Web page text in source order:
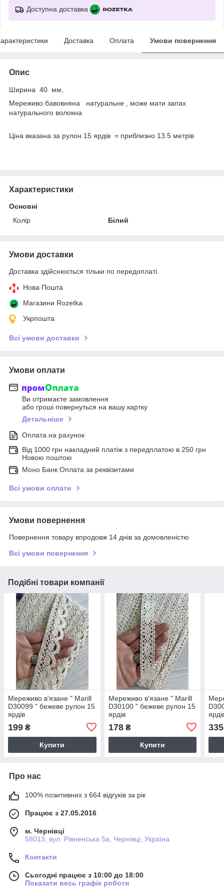
Доступна доставка
Доставка Оплата Умови повернення
Опис
Ширина 40 мм,
Мереживо бавовняна натуральне , може мати запах
натурального волокна
Ціна вказана за рулон 15 ярдів = приблизно 13.5 метрів
Характеристики
Основні
Колір
Білий
Умови доставки
Доставка здійснюється тільки по передоплаті.
Нова Пошта
Магазини Rozetka
Укрпошта
Всі умови доставки
Умови оплати
Ви отримаєте замовлення
або гроші повернуться на вашу картку
Детальніше
Оплата на рахунок
Від 1000 грн накладний платіж з передплатою в 250 грн
Новою поштою
Моно Банк Оплата за реквізитами
Всі умови оплати
Умови повернення
Повернення товару впродовж 14 днів за домовленістю
Всі умови повернення
Подібні товари компанії
Мереживо в'язане " Marill
D30099 " бежеве рулон 15
ярдів
199 ₴
Купити
Мереживо в'язане " Marill
D30100 " бежеве рулон 15
ярдів
178₴
Купити
335
Про нас
100% позитивних з 664 відгуків за рік
Працює з 27.05.2016
м. Чернівці
58013, вул. Рівненська 5а, Чернівці, Україна
Контакти
Сьогодні працює з 10:00 до 18:00
Показати весь графік роботи